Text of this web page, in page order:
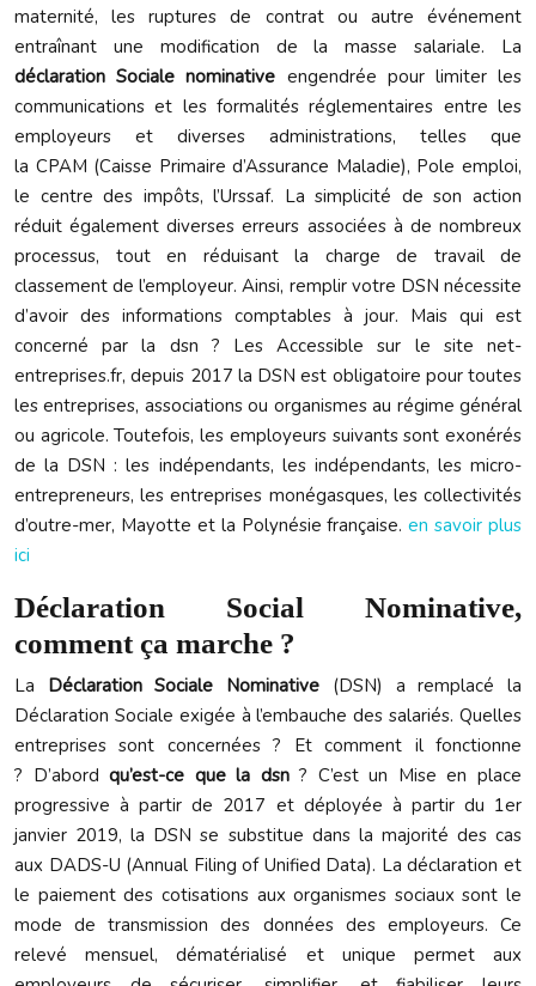
maternité, les ruptures de contrat ou autre événement
entraînant une modification de la masse salariale. La
déclaration Sociale nominative engendrée pour limiter les
communications et les formalités réglementaires entre les
employeurs et diverses administrations, telles que
la CPAM (Caisse Primaire d’Assurance Maladie), Pole emploi,
le centre des impôts, l’Urssaf. La simplicité de son action
réduit également diverses erreurs associées à de nombreux
processus, tout en réduisant la charge de travail de
classement de l’employeur. Ainsi, remplir votre DSN nécessite
d’avoir des informations comptables à jour. Mais qui est
concerné par la dsn ? Les Accessible sur le site net-
entreprises.fr, depuis 2017 la DSN est obligatoire pour toutes
les entreprises, associations ou organismes au régime général
ou agricole. Toutefois, les employeurs suivants sont exonérés
de la DSN : les indépendants, les indépendants, les micro-
entrepreneurs, les entreprises monégasques, les collectivités
d’outre-mer, Mayotte et la Polynésie française.en savoir plus
ici
Déclaration Social Nominative,
comment ça marche ?
La Déclaration Sociale Nominative (DSN) a remplacé la
Déclaration Sociale exigée à l’embauche des salariés. Quelles
entreprises sont concernées ? Et comment il fonctionne
? D’abordqu’est-ce que la dsn? C’est un Mise en place
progressive à partir de 2017 et déployée à partir du 1er
janvier 2019, la DSN se substitue dans la majorité des cas
aux DADS-U (Annual Filing of Unified Data). La déclaration et
le paiement des cotisations aux organismes sociaux sont le
mode de transmission des données des employeurs. Ce
relevé mensuel, dématérialisé et unique permet aux